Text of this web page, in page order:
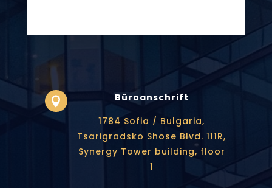

Büroanschrift
1784 Sofia / Bulgaria,
Tsarigradsko Shose Blvd. 111R,
Synergy Tower building, floor
1